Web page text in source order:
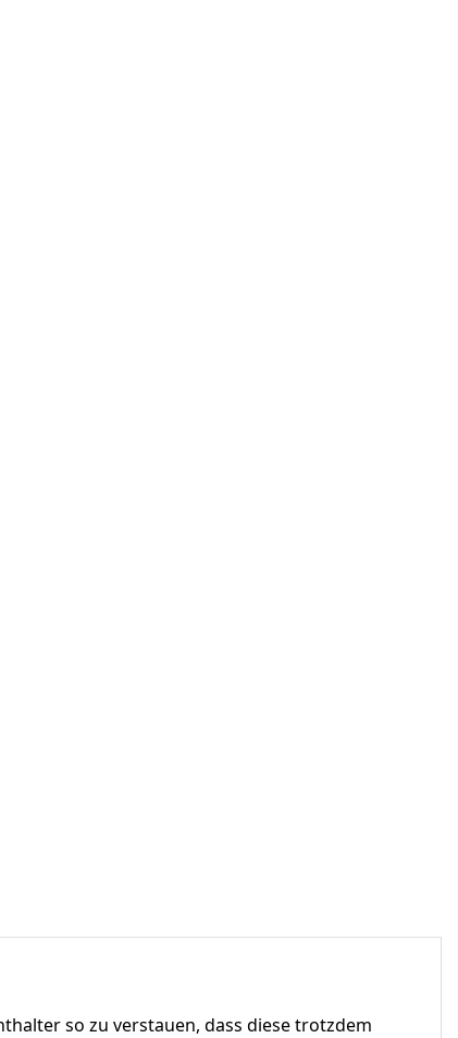
so zu verstauen, dass diese trotzdem